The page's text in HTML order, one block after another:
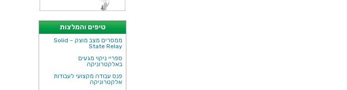
טיפים והמלצות
ממסרים מצב מוצק – Solid
State Relay
ספריי ניקוי מגעים
באלקטרוניקה
פנס עבודה מקצועי לעבודות
אלקטרוניקה